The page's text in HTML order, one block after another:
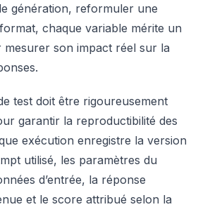
génération, reformuler une
chaque variable mérite un
mesurer son impact réel sur la
test doit être rigoureusement
garantir la reproductibilité des
exécution enregistre la version
utilisé, les paramètres du
d’entrée, la réponse
et le score attribué selon la